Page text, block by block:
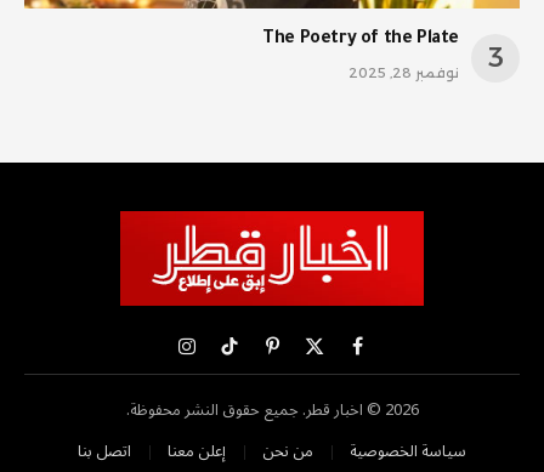
The Poetry of the Plate
نوفمبر 28, 2025
فيسبوك
X
(Twitter)
بينتيريستتيكتوكالانستغرام
2026 © اخبار قطر. جميع حقوق النشر محفوظة.
سياسة الخصوصية
من نحن إعلن معنا اتصل بنا